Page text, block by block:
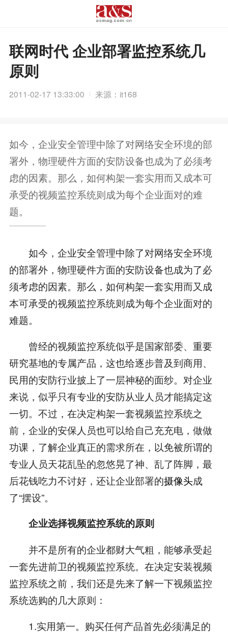
联网时代 企业部署监控系统几
原则
2011-02-17 13:33:00 来源：it168
如今，企业安全管理中除了对网络安全环境的部
署外，物理硬件方面的安防设备也成为了必须考
虑的因素。那么，如何构架一套实用而又成本可
承受的视频监控系统则成为每个企业面对的难
题。
如今，企业安全管理中除了对网络安全环境
的部署外，物理硬件方面的安防设备也成为了必
须考虑的因素。那么，如何构架一套实用而又成
本可承受的视频监控系统则成为每个企业面对的
难题。
曾经的视频监控系统似乎是国家部委、重要
研究基地的专属产品，这也给逐步普及到商用、
民用的安防行业披上了一层神秘的面纱。对企业
来说，似乎只有专业的安防从业人员才能搞定这
一切。不过，在决定构架一套视频监控系统之
前，企业的安保人员也可以给自己充充电，做做
功课，了解企业真正的需求所在，以免被所谓的
专业人员天花乱坠的忽悠晃了神、乱了阵脚，最
后花钱吃力不讨好，还让企业部署的摄像头成
了“摆设”。
企业选择视频监控系统的原则
并不是所有的企业都财大气粗，能够承受起
一套先进前卫的视频监控系统。在决定安装视频
监控系统之前，我们还是先来了解一下视频监控
系统选购的几大原则：
1.实用第一。购买任何产品首先必须满足的